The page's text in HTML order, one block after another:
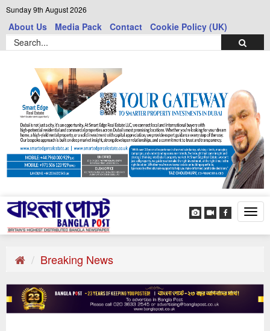
Sunday 9th August 2026
About Us Media Pack Contact Cookie Policy (UK)
Breaking News